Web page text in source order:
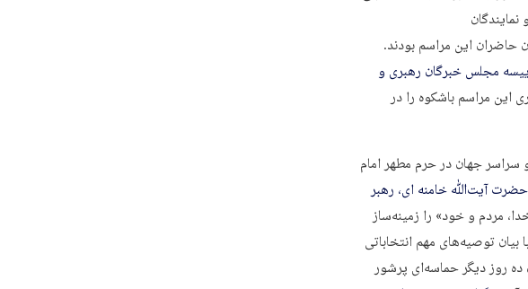
حاضران این مراسم بودند.
مجلس خبرگان رهبری و
این مراسم باشکوه را در
جهان در حرم مطهر امام
حضرت آیت‌ﷲ خامنه ای، رهبر
مردم و خود» را زمينه‌ساز
بيان توصيه‌های مهم انتخاباتی
ده روز ديگر حماسه‌ای پرشور